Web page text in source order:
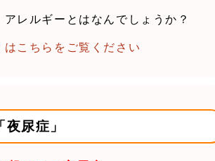
アレルギーとはなんでしょうか？
はこちらをご覧ください
「夜尿症」